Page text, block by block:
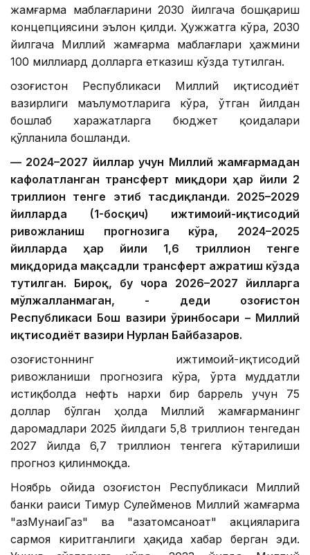
жамғарма маблағларини 2030 йилгача бошқариш
концепциясини эълон қилди. Ҳужжатга кўра, 2030
йилгача Миллий жамғарма маблағлари ҳажмини
100 миллиард долларга етказиш кўзда тутилган.
Қозоғистон Республикаси Миллий иқтисодиёт
вазирлиги маълумотларига кўра, ўтган йилдан
бошлаб харажатларга бюджет қоидалари
қўлланила бошланди.
— 2024–2027 йиллар учун Миллий жамғармадан
кафолатланган трансферт миқдори ҳар йили 2
триллион тенге этиб тасдиқланди. 2025–2029
йилларда (1-босқич) ижтимоий-иқтисодий
ривожланиш прогнозига кўра, 2024–2025
йилларда ҳар йили 1,6 триллион тенге
миқдорида мақсадли трансферт ажратиш кўзда
тутилган. Бироқ, бу чора 2026–2027 йилларга
мўлжалланмаган, - деди Қозоғистон
Республикаси Бош вазири ўринбосари – Миллий
иқтисодиёт вазири Нурлан Байбазаров.
Қозоғистоннинг ижтимоий-иқтисодий
ривожланиши прогнозига кўра, ўрта муддатли
истиқболда нефть нархи бир баррель учун 75
доллар бўлган ҳолда Миллий жамғарманинг
даромадлари 2025 йилдаги 5,8 триллион тенгедан
2027 йилда 6,7 ​​триллион тенгега кўтарилиши
прогноз қилинмоқда.
Ноябрь ойида Қозоғистон Республикаси Миллий
банки раиси Тимур Сулейменов Миллий жамғарма
"ҚазМунаиГаз" ва "Қазатомсаноат" акцияларига
сармоя киритганлиги ҳақида хабар берган эди.